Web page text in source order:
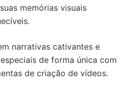
memórias visuais
narrativas cativantes e
de forma única com
de criação de vídeos.